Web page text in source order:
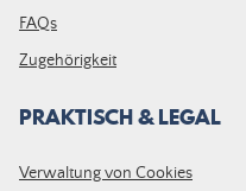
FAQs
Zugehörigkeit
PRAKTISCH & LEGAL
Verwaltung von Cookies